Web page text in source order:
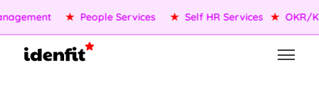
★ People Services ★ Self HR Services ★ OKR/